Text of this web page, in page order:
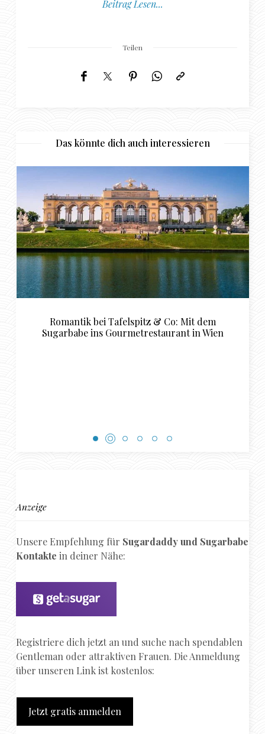
Beitrag Lesen...
Teilen
Das könnte dich auch interessieren
Luxuriöse Restaurant Empfehlungen für
perfekte Sugardaddy und Sugarbabe
Anzeige
Unsere Empfehlung für Sugardaddy und Sugarbabe
Kontakte in deiner Nähe:
Registriere dich jetzt an und suche nach spendablen
Gentleman oder attraktiven Frauen. Die Anmeldung
über unseren Link ist kostenlos:
Jetzt gratis anmelden